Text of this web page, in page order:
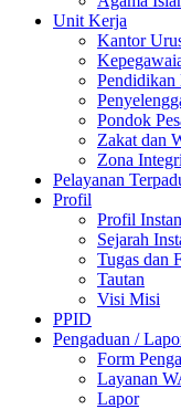
Unit Kerja
Kantor
Pendidikan
Pondok
Zakat dan
Zona
Pelayanan
Profil
Profil
Sejarah
Tugas dan
Tautan
Visi Misi
PPID
Pengaduan /
Form
Layanan
Lapor